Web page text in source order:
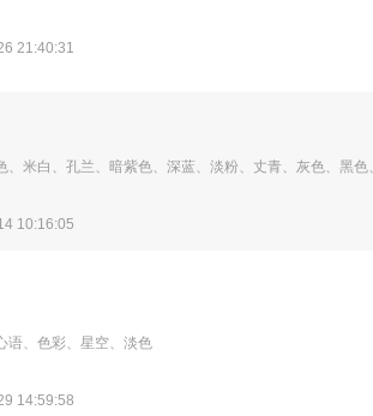
21:40:31
、米白、孔兰、暗紫色、深蓝、淡粉、丈青、灰色、黑
10:16:05
语、色彩、星空、淡色
14:59:58